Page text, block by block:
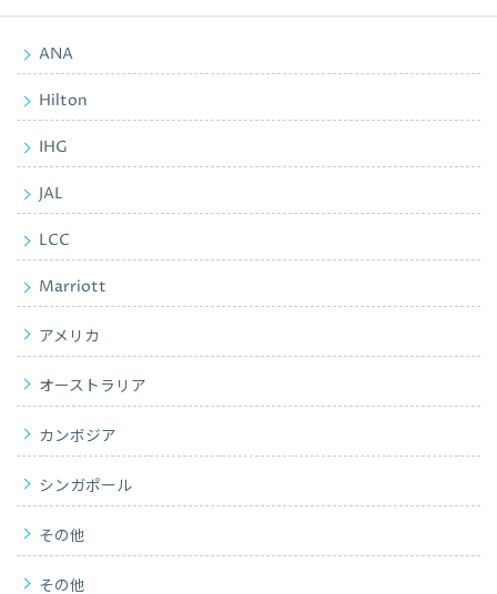
ANA
Hilton
IHG
JAL
LCC
Marriott
アメリカ
オーストラリア
カンボジア
シンガポール
その他
その他